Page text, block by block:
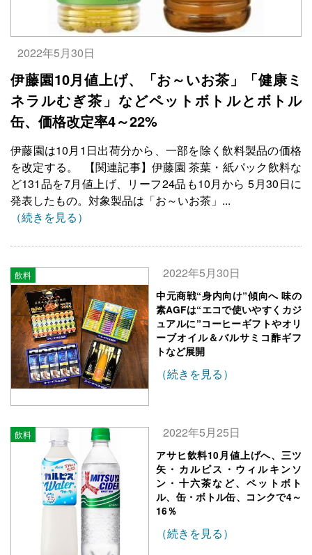
2022年5月30日
伊藤園10月値上げ、「お～いお茶」「健康ミ
ネラルむぎ茶」などペットボトルとボトル
缶、価格改定率4～22%
伊藤園は10月1日出荷分から、一部を除く飲料製品の価格
を改定する。 【関連記事】伊藤園 茶葉・紙パック飲料な
ど131品を7月値上げ、リーフ24品も10月から 5月30日に
発表したもの。対象製品は「お～いお茶」...
（続きを見る）
飲料 2022年5月30日
中元商戦“身内向け”傾向へ 味の
素AGFは“エコで使いやすくカジ
ュアルに”コーヒーギフトやオリ
ーブオイル＆バルサミコ酢ギフ
トなど展開
（続きを見る）
飲料 2022年5月25日
アサヒ飲料10月値上げへ、三ツ
矢・カルピス・ウィルキンソ
ン・十六茶など、ペットボト
ル、缶・ボトル缶、コンクで4～
16％
（続きを見る）